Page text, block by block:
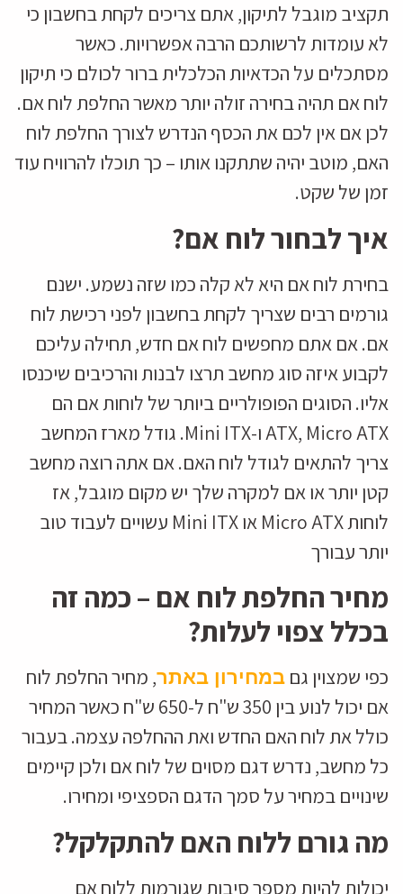
תקציב מוגבל לתיקון, אתם צריכים לקחת בחשבון כי
לא עומדות לרשותכם הרבה אפשרויות. כאשר
מסתכלים על הכדאיות הכלכלית ברור לכולם כי תיקון
לוח אם תהיה בחירה זולה יותר מאשר החלפת לוח אם.
לכן אם אין לכם את הכסף הנדרש לצורך החלפת לוח
האם, מוטב יהיה שתתקנו אותו – כך תוכלו להרוויח עוד
זמן של שקט.
איך לבחור לוח אם?
בחירת לוח אם היא לא קלה כמו שזה נשמע. ישנם
גורמים רבים שצריך לקחת בחשבון לפני רכישת לוח
אם. אם אתם מחפשים לוח אם חדש, תחילה עליכם
לקבוע איזה סוג מחשב תרצו לבנות והרכיבים שיכנסו
אליו. הסוגים הפופולריים ביותר של לוחות אם הם
ATX, Micro ATX ו-Mini ITX. גודל מארז המחשב
צריך להתאים לגודל לוח האם. אם אתה רוצה מחשב
קטן יותר או אם למקרה שלך יש מקום מוגבל, אז
לוחות Micro ATX או Mini ITX עשויים לעבוד טוב
יותר עבורך
מחיר החלפת לוח אם – כמה זה
בכלל צפוי לעלות?
כפי שמצוין גם במחירון באתר, מחיר החלפת לוח
אם יכול לנוע בין 350 ש"ח ל-650 ש"ח כאשר המחיר
כולל את לוח האם החדש ואת ההחלפה עצמה. בעבור
כל מחשב, נדרש דגם מסוים של לוח אם ולכן קיימים
שינויים במחיר על סמך הדגם הספציפי ומחירו.
מה גורם ללוח האם להתקלקל?
יכולות להיות מספר סיבות שגורמות ללוח אם